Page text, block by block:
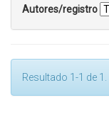
Autores/registro
Resultado 1-1 de 1.